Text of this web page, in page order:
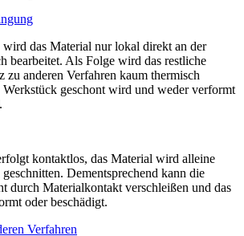
wird das Material nur lokal direkt an der
bearbeitet. Als Folge wird das restliche
zu anderen Verfahren kaum thermisch
Werkstück geschont wird und weder verformt
kontaktlos, das Material wird alleine
Dementsprechend kann die
durch Materialkontakt verschleißen und das
oder beschädigt.
Verfahren